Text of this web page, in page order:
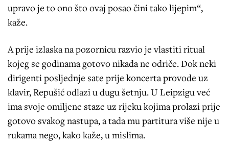
upravo je to ono što ovaj posao čini tako lijepim“,
kaže.
A prije izlaska na pozornicu razvio je vlastiti ritual
kojeg se godinama gotovo nikada ne odriče. Dok neki
dirigenti posljednje sate prije koncerta provode uz
klavir, Repušić odlazi u dugu šetnju. U Leipzigu već
ima svoje omiljene staze uz rijeku kojima prolazi prije
gotovo svakog nastupa, a tada mu partitura više nije u
rukama nego, kako kaže, u mislima.